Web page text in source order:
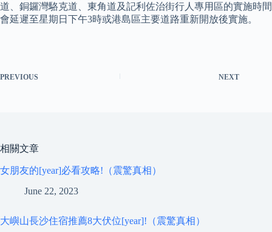
道、銅鑼灣駱克道、東角道及記利佐治街行人專用區的實施時間
會延遲至星期日下午3時或港島區主要道路重新開放後實施。
PREVIOUS NEXT
相關文章
女朋友的[year]必看攻略!（震驚真相）
June 22, 2023
大嶼山長沙住宿推薦8大伏位[year]!（震驚真相）